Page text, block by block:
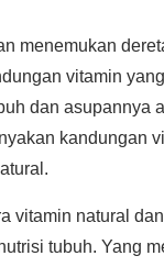
menemukan
vitamin
dan asupannya
kandungan
vitamin natural
tubuh. Yang